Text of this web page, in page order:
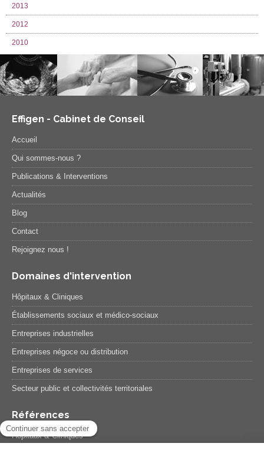
2013
2012
2010
Effigen - Cabinet de Conseil
Accueil
Qui sommes-nous ?
Publications & Interventions
Actualités
Blog
Contact
Rejoignez nous !
Domaines d'intervention
Hôpitaux & Cliniques
Établissements sociaux et médico-sociaux
Entreprises industrielles
Entreprises négoce ou distribution
Entreprises de services
Secteur public et collectivités territoriales
Références
Hôpitaux & Cliniques